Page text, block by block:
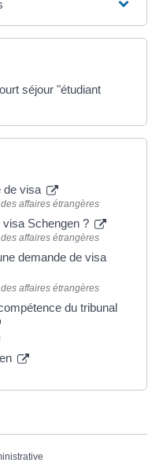
séjour "étudiant
de visa
affaires étrangères
Schengen ?
affaires étrangères
demande de visa
affaires étrangères
du tribunal